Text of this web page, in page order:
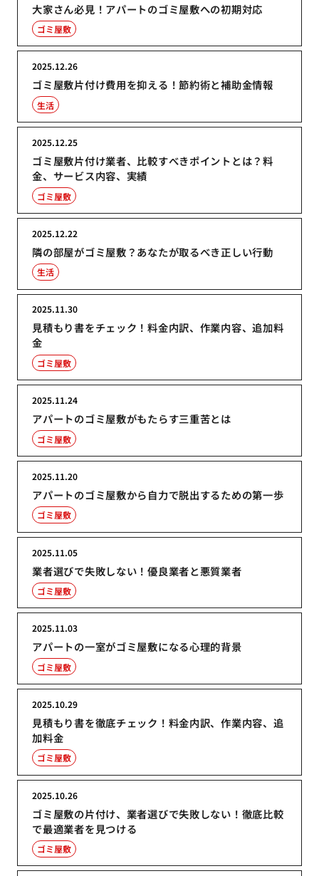
大家さん必見！アパートのゴミ屋敷への初期対応
ゴミ屋敷
ゴミ屋敷片付け費用を抑える！節約術と補助金情報
2025.12.26
生活
ゴミ屋敷片付け業者、比較すべきポイントとは？料
金、サービス内容、実績
2025.12.25
ゴミ屋敷
隣の部屋がゴミ屋敷？あなたが取るべき正しい行動
2025.12.22
生活
見積もり書をチェック！料金内訳、作業内容、追加料
金
2025.11.30
ゴミ屋敷
アパートのゴミ屋敷がもたらす三重苦とは
2025.11.24
ゴミ屋敷
アパートのゴミ屋敷から自力で脱出するための第一歩
2025.11.20
ゴミ屋敷
業者選びで失敗しない！優良業者と悪質業者
2025.11.05
ゴミ屋敷
アパートの一室がゴミ屋敷になる心理的背景
2025.11.03
ゴミ屋敷
見積もり書を徹底チェック！料金内訳、作業内容、追
加料金
2025.10.29
ゴミ屋敷
ゴミ屋敷の片付け、業者選びで失敗しない！徹底比較
で最適業者を見つける
2025.10.26
ゴミ屋敷